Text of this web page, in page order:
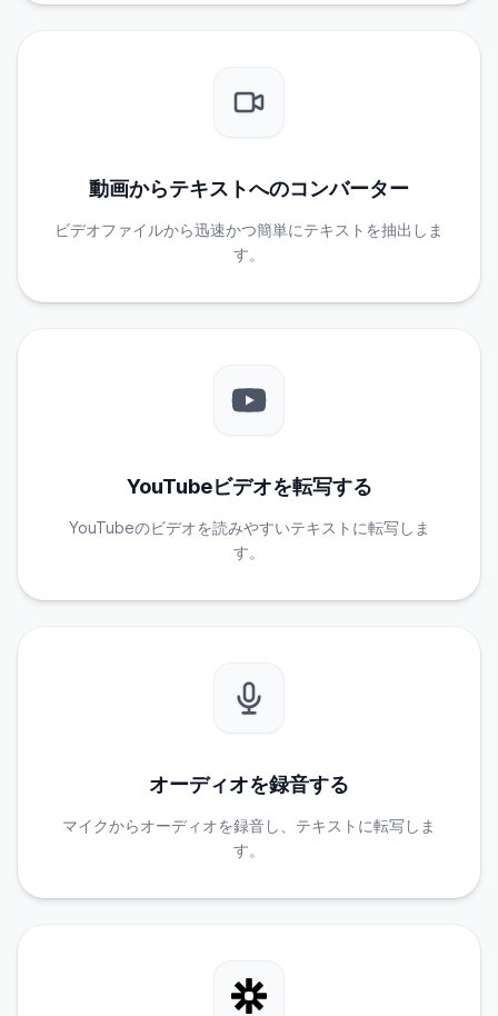
動画からテキストへのコンバーター
ビデオファイルから迅速かつ簡単にテキストを抽出しま
す。
YouTubeビデオを転写する
YouTubeのビデオを読みやすいテキストに転写しま
す。
オーディオを録音する
マイクからオーディオを録音し、テキストに転写しま
す。